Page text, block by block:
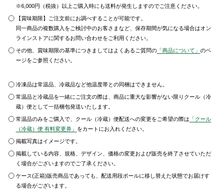
※6,000円（税抜）以上ご購入時にも送料が発生しますのでご注意ください。
【賞味期限】ご注文前にお調べすることが可能です。
同一商品の複数購入をご検討中のお客さまなど、保存期間が気になる場合はオン
ラインストアに関するお問い合わせをご利用ください。
その他、賞味期限の基準につきましてはよくあるご質問の 「商品について」のペ
ージをご参照ください。
冷凍品は常温品、冷蔵品など他温度帯との同梱はできません。
常温品と冷蔵品を一緒にご注文の際は、商品に重大な影響がない限りクール（冷
蔵）便として一括梱包発送いたします。
常温品のみをご購入で、クール（冷蔵）便配送への変更をご希望の際は 「クール
（冷蔵）便 有料変更券」 をカートにお入れください。
掲載写真はイメージです。
掲載している内容、規格、デザイン、価格の変更および販売を終了させていただ
く場合がございますのでご了承ください。
ケース(正箱)販売商品であっても、配送用段ボールに移し替えた状態でお届けす
る場合がございます。